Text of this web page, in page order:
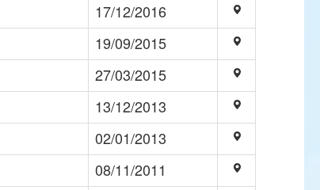
17/12/2016
19/09/2015
27/03/2015
13/12/2013
02/01/2013
08/11/2011